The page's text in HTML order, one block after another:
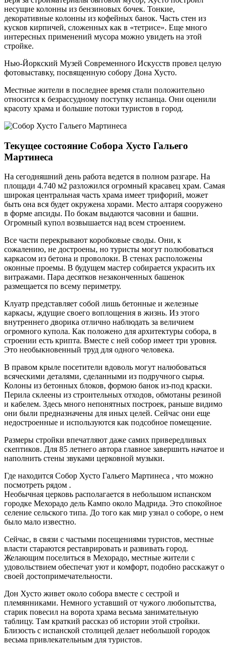
несущие колонны из бензиновых бочек. Тонкие,
декоративные колонны из кофейных банок. Часть стен из
кусков кирпичей, сложенных как в «тетрисе». Еще много
интересных применений мусора можно увидеть на этой
стройке.
Нью-Йоркский Музей Современного Искусств провел целую
фотовыставку, посвященную собору Дона Хусто.
Местные жители в последнее время стали положительно
относится к безрассудному поступку испанца. Они оценили
красоту храма и большие потоки туристов в город.
Текущее состояние Собора Хусто Гальего
Мартинеса
На сегодняшний день работа ведется в полном разгаре. На
площади 4.740 м2 разложился огромный красавец храм. Самая
широкая центральная часть храма имеет трифорий, может
быть она вся будет окружена хорами. Место алтаря сооружено
в форме апсиды. По бокам выдаются часовни и башни.
Огромный купол возвышается над всем строением.
Все части перекрывают коробковые своды. Они, к
сожалению, не достроены, но туристы могут полюбоваться
каркасом из бетона и проволоки. В стенах расположены
оконные проемы. В будущем мастер собирается украсить их
витражами. Пара десятков незаконченных башенок
размещается по всему периметру.
Клуатр представляет собой лишь бетонные и железные
каркасы, ждущие своего воплощения в жизнь. Из этого
внутреннего дворика отлично наблюдать за величием
огромного купола. Как положено для архитектуры собора, в
строении есть крипта. Вместе с ней собор имеет три уровня.
Это необыкновенный труд для одного человека.
В правом крыле посетители вдоволь могут налюбоваться
всяческими деталями, сделанными из подручного сырья.
Колоны из бетонных блоков, формою банок из-под краски.
Перила склеены из строительных отходов, обмотаны резиной
и кабелем. Здесь много непонятных построек, раньше видимо
они были предназначены для иных целей. Сейчас они еще
недостроенные и используются как подсобное помещение.
Размеры стройки впечатляют даже самих привередливых
скептиков. Для 85 летнего автора главное завершить начатое и
наполнить стены звуками церковной музыки.
Где находится Собор Хусто Гальего Мартинеса , что можно
посмотреть рядом .
Необычная церковь располагается в небольшом испанском
городке Мехорадо дель Кампо около Мадрида. Это спокойное
селение сельского типа. До того как мир узнал о соборе, о нем
было мало известно.
Сейчас, в связи с частыми посещениями туристов, местные
власти стараются реставрировать и развивать город.
Желающим поселиться в Мехорадо, местные жители с
удовольствием обеспечат уют и комфорт, подобно расскажут о
своей достопримечательности.
Дон Хусто живет около собора вместе с сестрой и
племянниками. Немного уставший от чужого любопытства,
старик повесил на ворота храма весьма занимательную
таблицу. Там краткий рассказ об истории этой стройки.
Близость с испанской столицей делает небольшой городок
весьма привлекательным для туристов.